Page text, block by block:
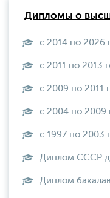
Дипломы о
с 2014 по 2026
с 2011 по 2013
с 2009 по 2011
с 2004 по 2009
с 1997 по 2003
Диплом СССР
Диплом